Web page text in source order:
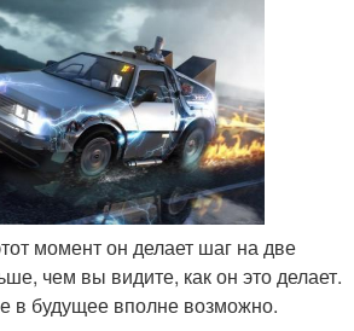
момент он делает шаг на две
чем вы видите, как он это делает.
в будущее вполне возможно.